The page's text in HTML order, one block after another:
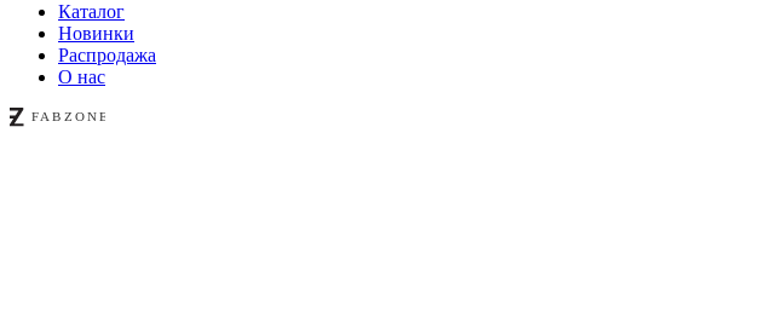
Каталог
Новинки
Распродажа
О нас